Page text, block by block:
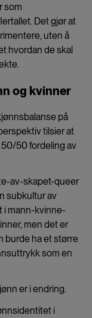
som
Det gjør at
uten å
hvordan de skal
og kvinner
på
tilsier at
50 fordeling av
av-skapet-queer
subkultur av
i mann-kvinne-
men det er
burde ha et større
som en
er i endring.
i